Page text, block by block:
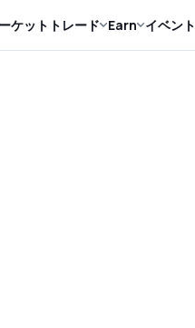
ケット トレード Earn イベント